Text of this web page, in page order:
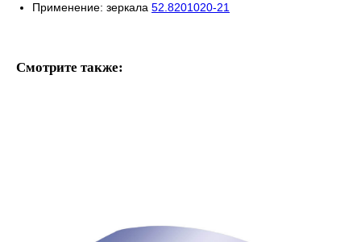
Применение: зеркала 52.8201020-21
Смотрите также: